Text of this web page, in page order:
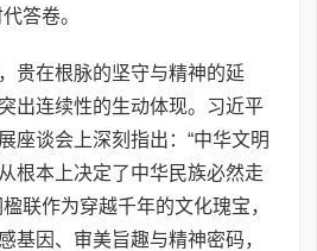
答卷。
贵在根脉的坚守与精神的延
出连续性的生动体现。习近平
座谈会上深刻指出：“中华文明
根本上决定了中华民族必然走
联作为穿越千年的文化瑰宝，
基因、审美旨趣与精神密码，